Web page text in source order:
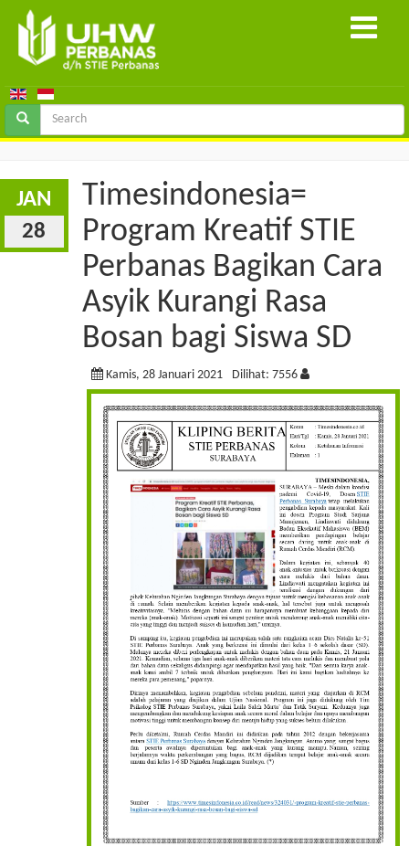
JAN
28
Timesindonesia=
Program Kreatif STIE
Perbanas Bagikan Cara
Asyik Kurangi Rasa
Bosan bagi Siswa SD
Kamis, 28 Januari 2021 Dilihat: 7556